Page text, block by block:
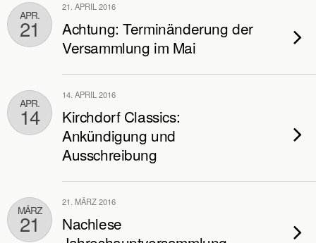
APR.
21
21. APRIL 2016
Achtung: Terminänderung der
Versammlung im Mai
APR.
14
14. APRIL 2016
Kirchdorf Classics:
Ankündigung und
Ausschreibung
MÄRZ
21
21. MÄRZ 2016
Nachlese